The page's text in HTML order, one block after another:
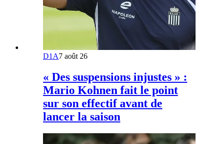
D1A7 août 26
« Des suspensions injustes » :
Mario Kohnen fait le point
sur son effectif avant de
lancer la saison